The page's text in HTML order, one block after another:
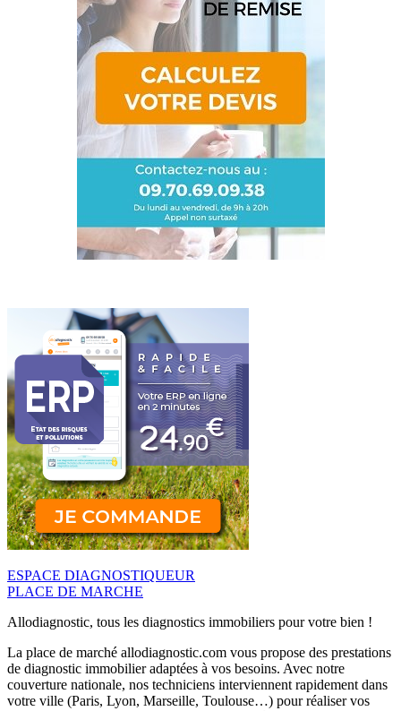
ESPACE DIAGNOSTIQUEUR
PLACE DE MARCHE
Allodiagnostic, tous les diagnostics immobiliers pour votre bien !
La place de marché allodiagnostic.com vous propose des prestations
de diagnostic immobilier adaptées à vos besoins. Avec notre
couverture nationale, nos techniciens interviennent rapidement dans
votre ville (Paris, Lyon, Marseille, Toulouse…) pour réaliser vos